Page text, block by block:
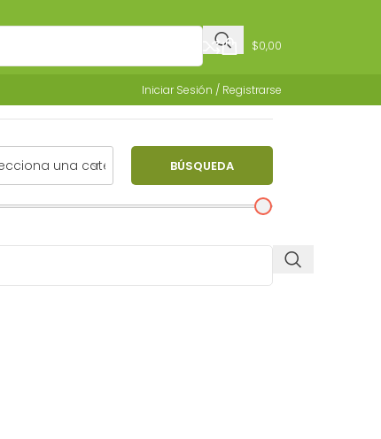
$0,00
Iniciar Sesión / Registrarse
BÚSQUEDA